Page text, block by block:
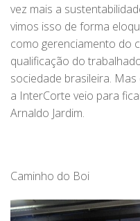
vez mais a
vimos isso de forma
como gerenciamento do
qualificação do
sociedade brasileira.
a InterCorte veio para
Arnaldo Jardim.
Caminho do Boi